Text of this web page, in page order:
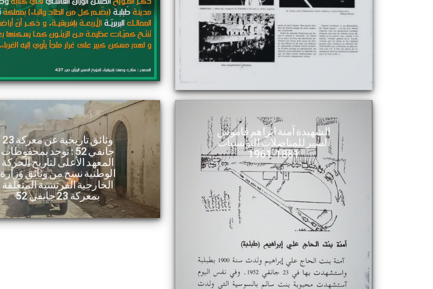
الشهيدة آمنة ابراهم قاموس
السير للمناضلات التونسيات
1881-1961
وثائق تاريخية عن معركة 23
جانفي 52 : توجد بمحفوظات
المعهد الأعلى لتاريخ الحركة
الوطنية نسخ من وثائق وزارة
الخارجية الفرنسية المتعلقة
بمعركة 23 جانفي 52